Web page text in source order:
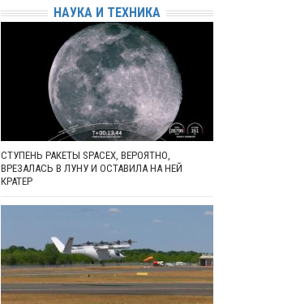
НАУКА И ТЕХНИКА
СТУПЕНЬ РАКЕТЫ SPACEX, ВЕРОЯТНО,
ВРЕЗАЛАСЬ В ЛУНУ И ОСТАВИЛА НА НЕЙ
КРАТЕР